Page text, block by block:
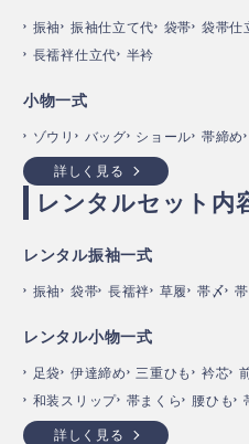
振袖 振袖仕立て代 袋帯 袋帯仕
長襦袢仕立代
半衿
小物一式
ゾウリ バッグ ショール 帯締め
詳しく見る
レンタルセット内
レンタル振袖一式
振袖 袋帯 長襦袢 草履 帯〆
レンタル小物一式
足袋 伊達締め 三重ひも 衿芯
和装スリップ
帯まくら 腰ひも
詳しく見る